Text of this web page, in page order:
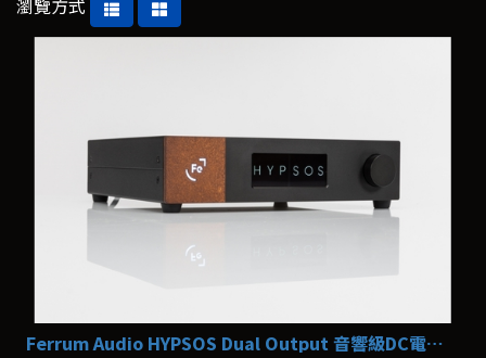
瀏覽方式
Ferrum Audio HYPSOS Dual Output 音響級DC電源供應器